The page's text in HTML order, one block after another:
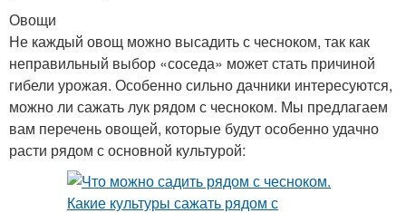
Овощи
Не каждый овощ можно высадить с чесноком, так как
неправильный выбор «соседа» может стать причиной
гибели урожая. Особенно сильно дачники интересуются,
можно ли сажать лук рядом с чесноком. Мы предлагаем
вам перечень овощей, которые будут особенно удачно
расти рядом с основной культурой: